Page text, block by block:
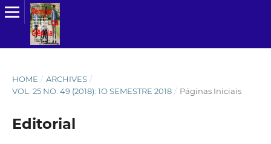
HOME / ARCHIVES /
VOL. 25 NO. 49 (2018): 1O SEMESTRE 2018 / Páginas Iniciais
Editorial